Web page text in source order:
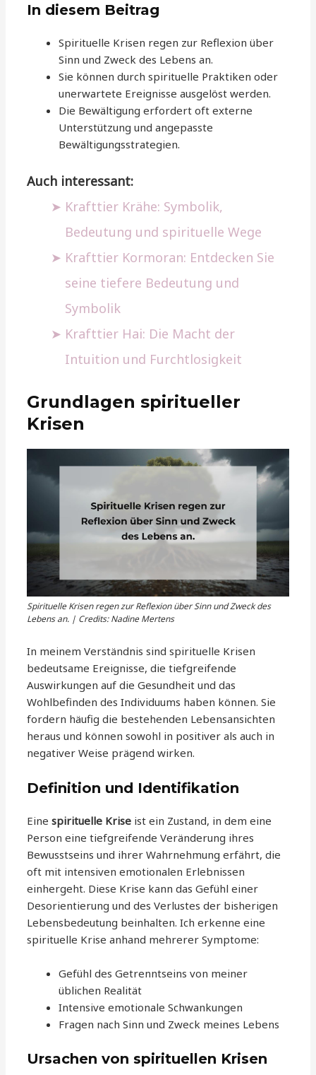
In diesem Beitrag
Spirituelle Krisen regen zur Reflexion über
Sinn und Zweck des Lebens an.
Sie können durch spirituelle Praktiken oder
unerwartete Ereignisse ausgelöst werden.
Die Bewältigung erfordert oft externe
Unterstützung und angepasste
Bewältigungsstrategien.
Auch interessant:
Krafttier Krähe: Symbolik,
Bedeutung und spirituelle Wege
Krafttier Kormoran: Entdecken Sie
seine tiefere Bedeutung und
Symbolik
Krafttier Hai: Die Macht der
Intuition und Furchtlosigkeit
Grundlagen spiritueller
Krisen
Spirituelle Krisen regen zur Reflexion über Sinn und Zweck des
Lebens an. | Credits: Nadine Mertens
In meinem Verständnis sind spirituelle Krisen
bedeutsame Ereignisse, die tiefgreifende
Auswirkungen auf die Gesundheit und das
Wohlbefinden des Individuums haben können. Sie
fordern häufig die bestehenden Lebensansichten
heraus und können sowohl in positiver als auch in
negativer Weise prägend wirken.
Definition und Identifikation
Einespirituelle Krise ist ein Zustand, in dem eine
Person eine tiefgreifende Veränderung ihres
Bewusstseins und ihrer Wahrnehmung erfährt, die
oft mit intensiven emotionalen Erlebnissen
einhergeht. Diese Krise kann das Gefühl einer
Desorientierung und des Verlustes der bisherigen
Lebensbedeutung beinhalten. Ich erkenne eine
spirituelle Krise anhand mehrerer Symptome:
Gefühl des Getrenntseins von meiner
üblichen Realität
Intensive emotionale Schwankungen
Fragen nach Sinn und Zweck meines Lebens
Ursachen von spirituellen Krisen